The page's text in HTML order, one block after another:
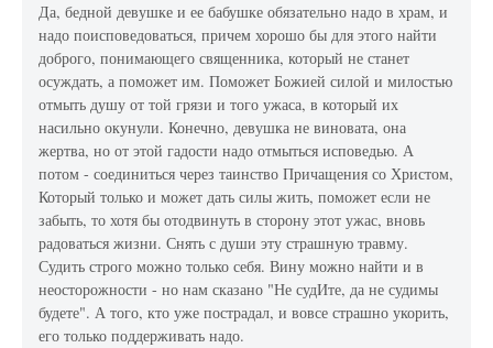
Да, бедной девушке и ее бабушке обязательно надо в храм, и
надо поисповедоваться, причем хорошо бы для этого найти
доброго, понимающего священника, который не станет
осуждать, а поможет им. Поможет Божией силой и милостью
отмыть душу от той грязи и того ужаса, в который их
насильно окунули. Конечно, девушка не виновата, она
жертва, но от этой гадости надо отмыться исповедью. А
потом - соединиться через таинство Причащения со Христом,
Который только и может дать силы жить, поможет если не
забыть, то хотя бы отодвинуть в сторону этот ужас, вновь
радоваться жизни. Снять с души эту страшную травму.
Судить строго можно только себя. Вину можно найти и в
неосторожности - но нам сказано "Не судИте, да не судимы
будете". А того, кто уже пострадал, и вовсе страшно укорить,
его только поддерживать надо.